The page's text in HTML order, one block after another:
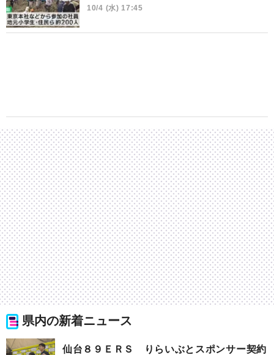
10/4 (水) 17:45
県内の新着ニュース
仙台８９ＥＲＳ りらいぶとスポンサー契約